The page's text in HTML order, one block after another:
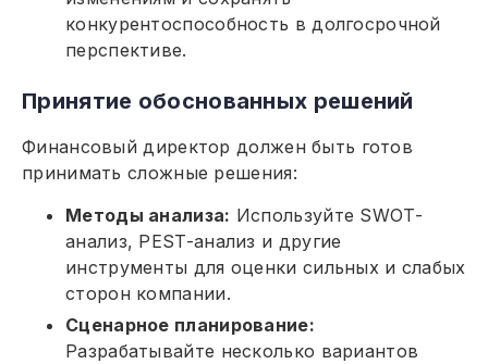
конкурентоспособность в долгосрочной
перспективе.
Принятие обоснованных решений
Финансовый директор должен быть готов
принимать сложные решения:
Методы анализа: Используйте SWOT-
анализ, PEST-анализ и другие
инструменты для оценки сильных и слабых
сторон компании.
Сценарное планирование:
Разрабатывайте несколько вариантов